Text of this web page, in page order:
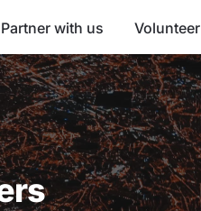
Partner with us Volunteer